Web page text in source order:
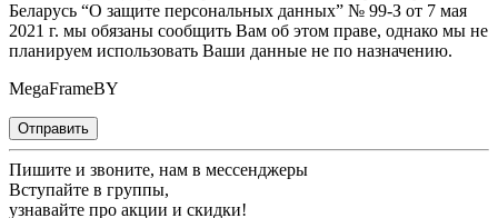
Беларусь “О защите персональных данных” № 99-З от 7 мая
2021 г. мы обязаны сообщить Вам об этом праве, однако мы не
планируем использовать Ваши данные не по назначению.
MegaFrameBY
Отправить
Пишите и звоните, нам в мессенджеры
Вступайте в группы,
узнавайте про акции и скидки!